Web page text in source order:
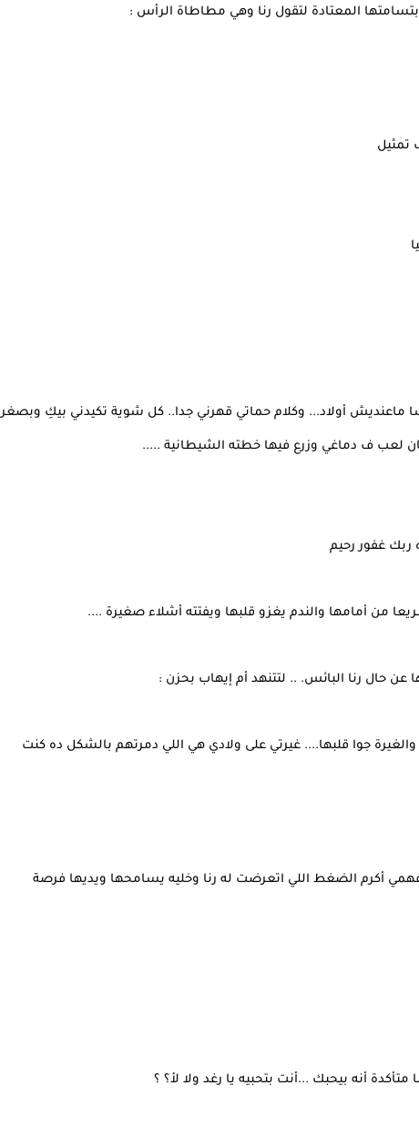
المعتادة لتقول رنا وهي مطاطاة الرأس :
تمثيل
ماعنديش أولاد... وكلام حماتي قهرني جدا.. كل شوية تكيدني بيكِ وبصغر
لعب ف دماغي وزرع فيها خطته الشيطانية .....
ربك غفور رحيم
من أمامها والندم يغزو قلبها ويفتته أشلاء صغيرة ....
حال رنا البائس. .. لتتنهد أم إيهاب بحزن :
جوا قلبها.... غيرتي على ولادي هي اللي دمرتهم بالشكل ده كنت
أكرم الضغط اللي اتعرضت له رنا وخليه يسامحها ويديها فرصة
أنه بيحبك ...أنت بتحبيه يا رغد ولا لأ؟ ؟